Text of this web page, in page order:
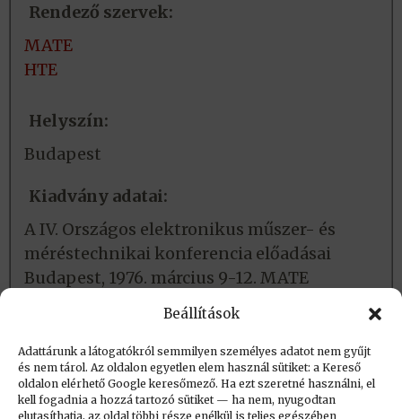
Beállítások
Adattárunk a látogatókról semmilyen személyes adatot nem gyűjt
és nem tárol. Az oldalon egyetlen elem használ sütiket: a Kereső
oldalon elérhető Google keresőmező. Ha ezt szeretné használni, el
kell fogadnia a hozzá tartozó sütiket — ha nem, nyugodtan
elutasíthatja, az oldal többi része enélkül is teljes egészében
Rendező szervek:
MATE
HTE
Helyszín:
Budapest
Kiadvány adatai:
A IV. Országos elektronikus műszer- és
méréstechnikai konferencia előadásai
Budapest, 1976. március 9-12. MATE
OSZK-ban megtalálható
Létrehozva (post_date): 2018.01.12. 16:27
Utolsó módosítás (post_modified): 2019.04.08.